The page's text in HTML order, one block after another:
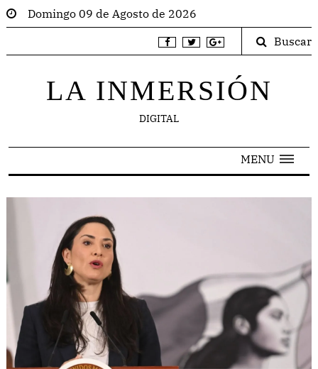
Domingo 09 de Agosto de 2026
Buscar
LA INMERSIÓN
DIGITAL
MENU